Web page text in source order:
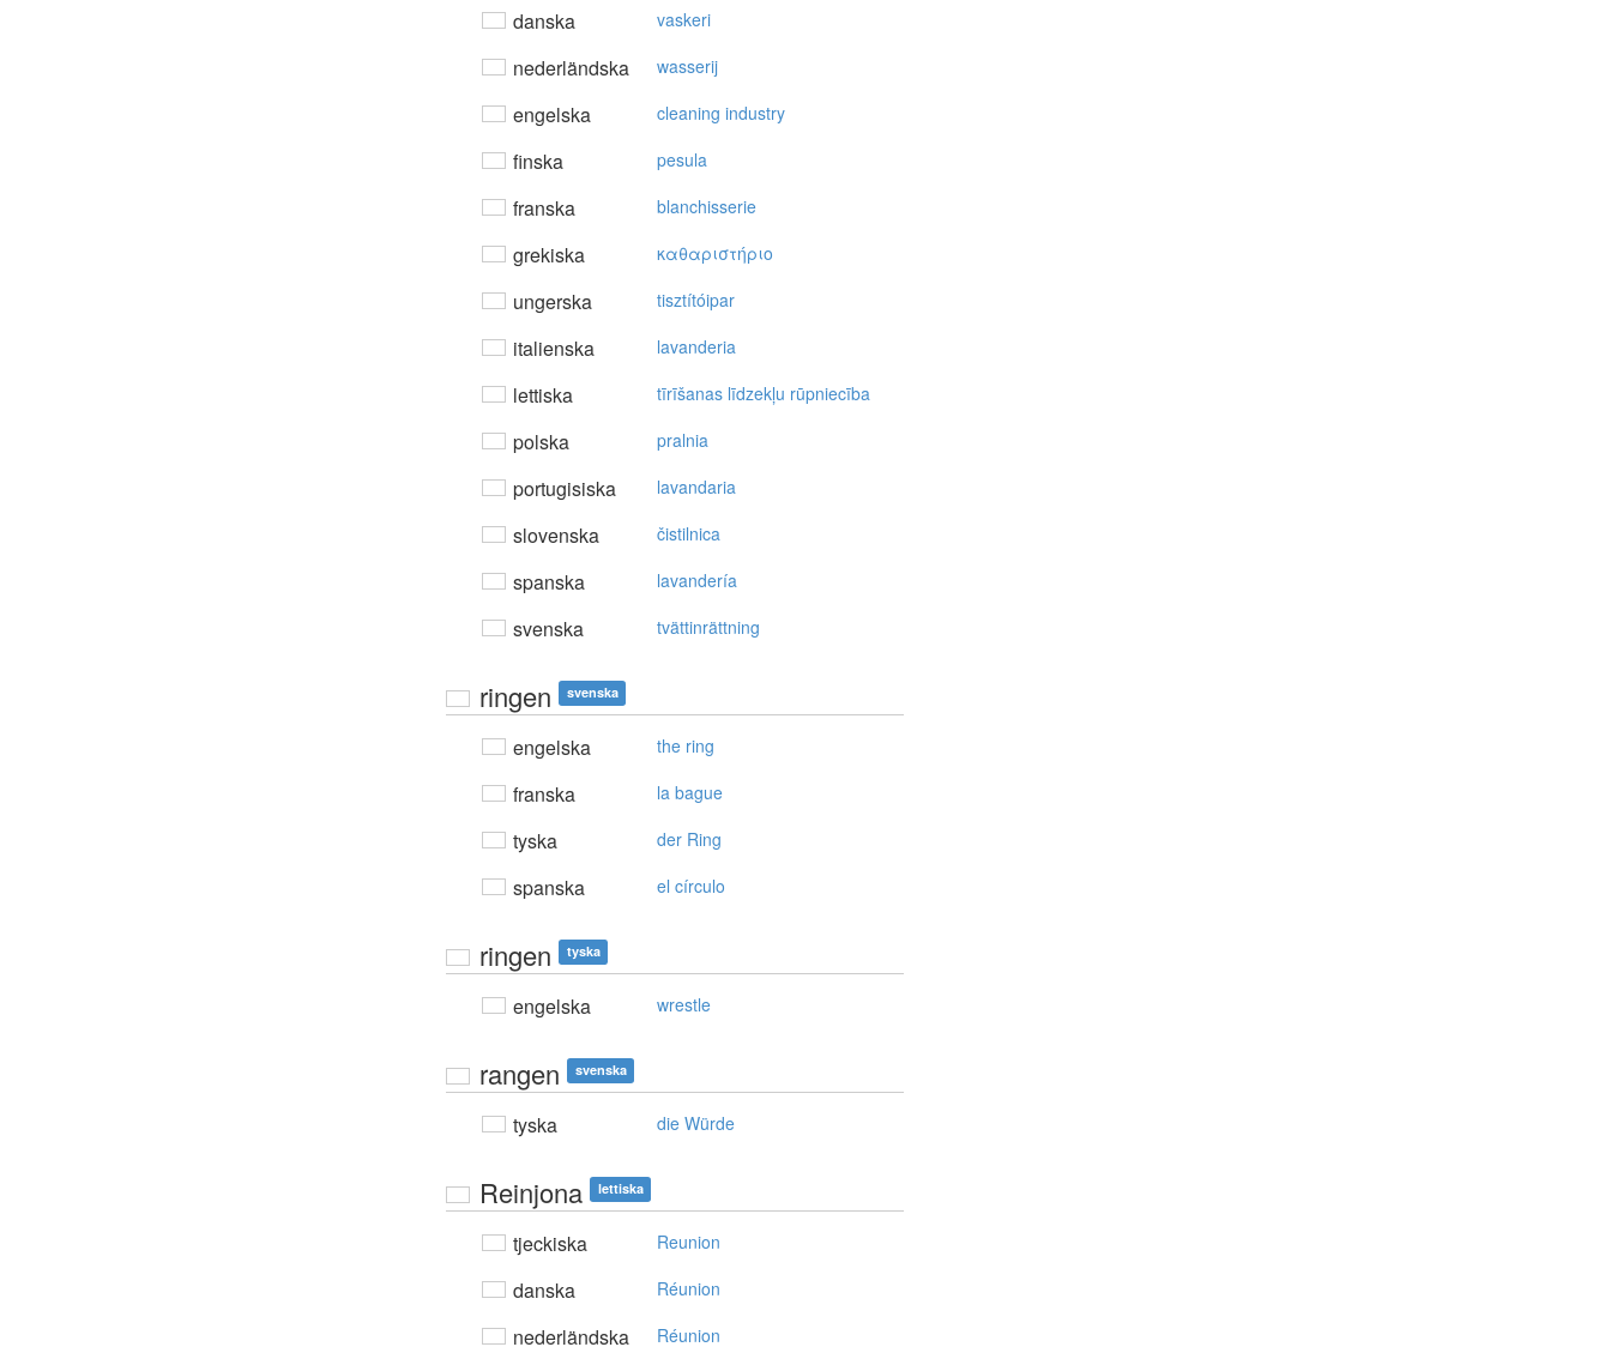
danska vaskeri
nederländska wasserij
engelska cleaning industry
finska pesula
franska blanchisserie
grekiska καθαριστήριo
ungerska tisztítóipar
italienska lavanderia
lettiska tīrīšanas līdzekļu rūpniecība
polska pralnia
portugisiska lavandaria
slovenska čistilnica
spanska lavandería
svenska tvättinrättning
ringen svenska
engelska the ring
franska la bague
tyska der Ring
spanska el círculo
ringen tyska
engelska wrestle
rangen svenska
tyska die Würde
Reinjona lettiska
tjeckiska Reunion
danska Réunion
nederländska Réunion